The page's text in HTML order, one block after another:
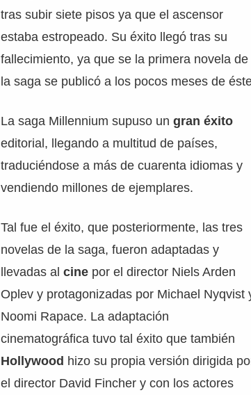
tras subir siete pisos ya que el ascensor
estaba estropeado. Su éxito llegó tras su
fallecimiento, ya que se la primera novela de
la saga se publicó a los pocos meses de
La saga Millennium supuso ungran éxito
editorial, llegando a multitud de países,
traduciéndose a más de cuarenta idiomas y
vendiendo millones de ejemplares.
Tal fue el éxito, que posteriormente, las tres
novelas de la saga, fueron adaptadas y
llevadas alcine por el director Niels Arden
Oplev y protagonizadas por Michael Nyqvist
Noomi Rapace. La adaptación
cinematográfica tuvo tal éxito que también
Hollywood hizo su propia versión dirigida
el director David Fincher y con los actores